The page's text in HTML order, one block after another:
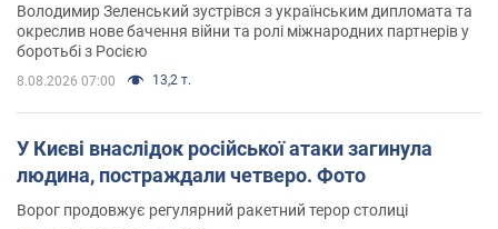
Володимир Зеленський зустрівся з українським дипломата та
окреслив нове бачення війни та ролі міжнародних партнерів у
боротьбі з Росією
8.08.2026 07:00 13,2 т.
У Києві внаслідок російської атаки загинула
людина, постраждали четверо. Фото
Ворог продовжує регулярний ракетний терор столиці